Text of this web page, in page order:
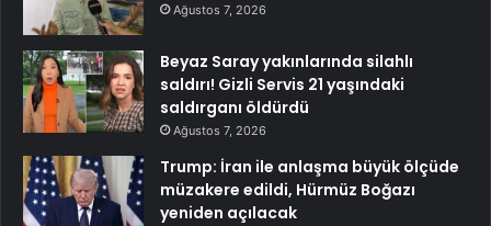
Ağustos 7, 2026
Beyaz Saray yakınlarında silahlı
saldırı! Gizli Servis 21 yaşındaki
saldırganı öldürdü
Ağustos 7, 2026
Trump: İran ile anlaşma büyük ölçüde
müzakere edildi, Hürmüz Boğazı
yeniden açılacak